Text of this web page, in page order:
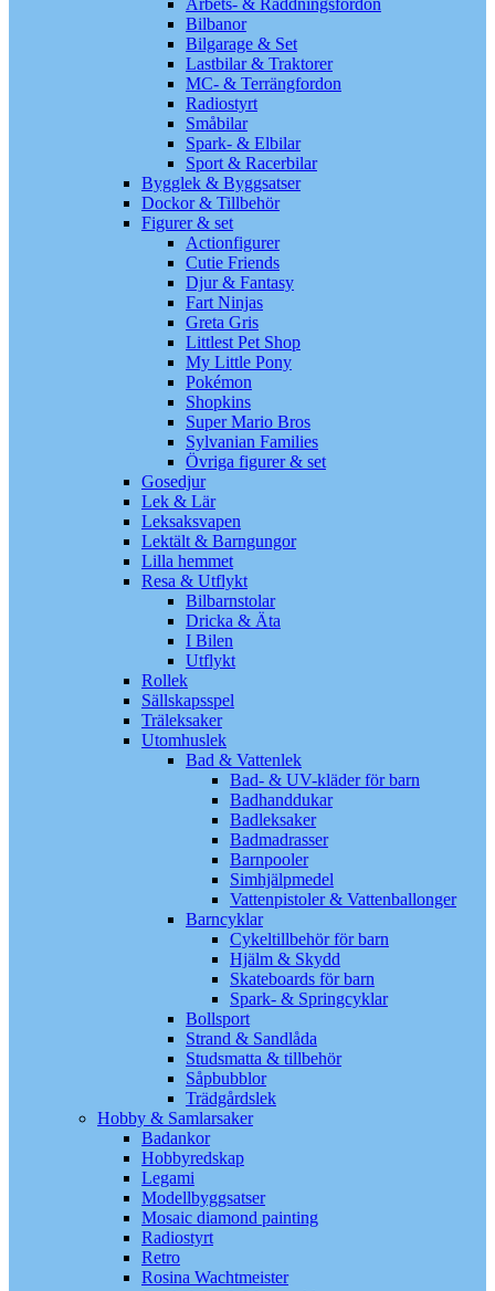
Arbets- & Räddningsfordon
Bilbanor
Bilgarage & Set
Lastbilar & Traktorer
MC- & Terrängfordon
Radiostyrt
Småbilar
Spark- & Elbilar
Sport & Racerbilar
Bygglek & Byggsatser
Dockor & Tillbehör
Figurer & set
Actionfigurer
Cutie Friends
Djur & Fantasy
Fart Ninjas
Greta Gris
Littlest Pet Shop
My Little Pony
Pokémon
Shopkins
Super Mario Bros
Sylvanian Families
Övriga figurer & set
Gosedjur
Lek & Lär
Leksaksvapen
Lektält & Barngungor
Lilla hemmet
Resa & Utflykt
Bilbarnstolar
Dricka & Äta
I Bilen
Utflykt
Rollek
Sällskapsspel
Träleksaker
Utomhuslek
Bad & Vattenlek
Bad- & UV-kläder för barn
Badhanddukar
Badleksaker
Badmadrasser
Barnpooler
Simhjälpmedel
Vattenpistoler & Vattenballonger
Barncyklar
Cykeltillbehör för barn
Hjälm & Skydd
Skateboards för barn
Spark- & Springcyklar
Bollsport
Strand & Sandlåda
Studsmatta & tillbehör
Såpbubblor
Trädgårdslek
Hobby & Samlarsaker
Badankor
Hobbyredskap
Legami
Modellbyggsatser
Mosaic diamond painting
Radiostyrt
Retro
Rosina Wachtmeister